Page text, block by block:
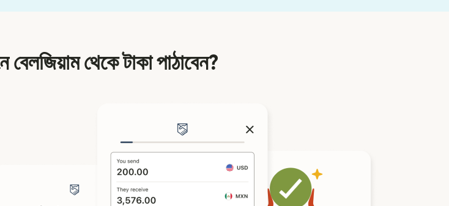
থেকে টাকা পাঠাবেন?